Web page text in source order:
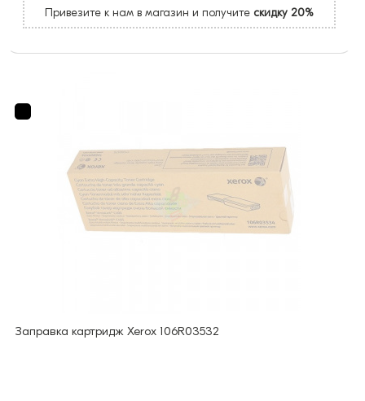
Привезите к нам в магазин и получите скидку 20%
Заправка картридж Xerox 106R03532